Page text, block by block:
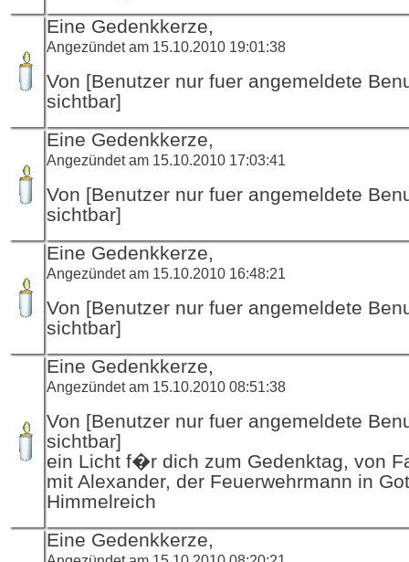
Eine Gedenkkerze,
Angezündet am 15.10.2010 19:01:38
Von [Benutzer nur fuer angemeldete
sichtbar]
Eine Gedenkkerze,
Angezündet am 15.10.2010 17:03:41
Von [Benutzer nur fuer angemeldete
sichtbar]
Eine Gedenkkerze,
Angezündet am 15.10.2010 16:48:21
Von [Benutzer nur fuer angemeldete
sichtbar]
Eine Gedenkkerze,
Angezündet am 15.10.2010 08:51:38
Von [Benutzer nur fuer angemeldete
sichtbar]
ein Licht f�r dich zum Gedenktag, von
mit Alexander, der Feuerwehrmann in
Himmelreich
Eine Gedenkkerze,